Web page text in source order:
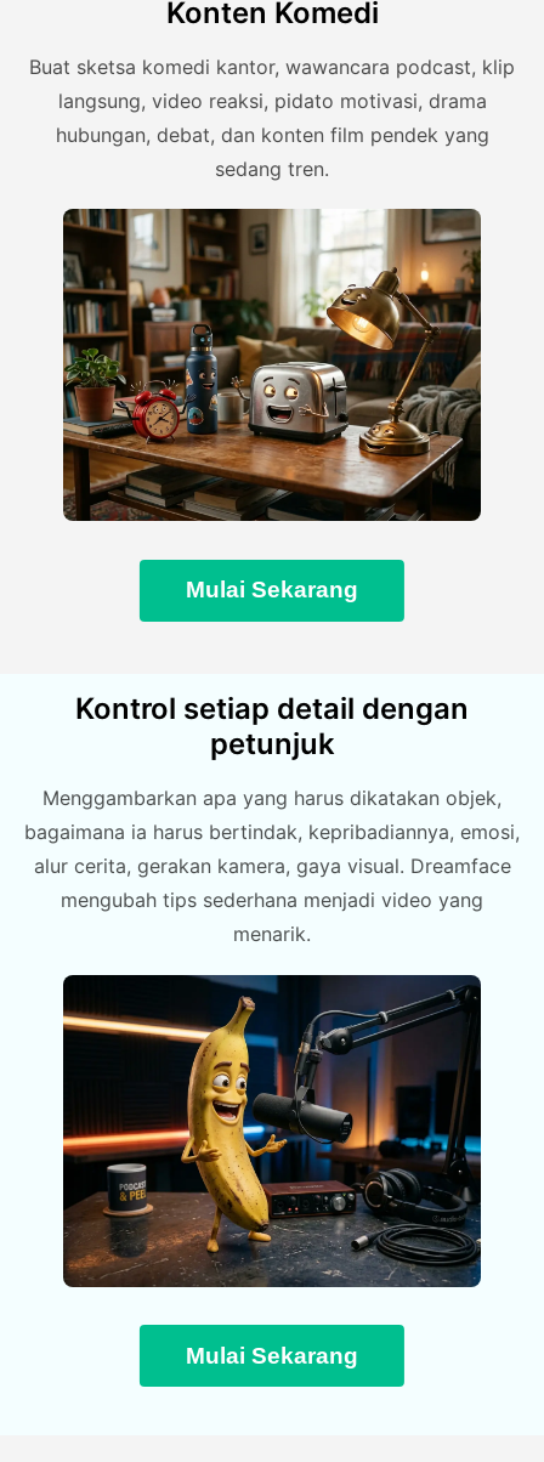
Konten Komedi
Buat sketsa komedi kantor, wawancara podcast, klip
langsung, video reaksi, pidato motivasi, drama
hubungan, debat, dan konten film pendek yang
sedang tren.
Mulai Sekarang
Kontrol setiap detail dengan
petunjuk
Menggambarkan apa yang harus dikatakan objek,
bagaimana ia harus bertindak, kepribadiannya, emosi,
alur cerita, gerakan kamera, gaya visual. Dreamface
mengubah tips sederhana menjadi video yang
menarik.
Mulai Sekarang